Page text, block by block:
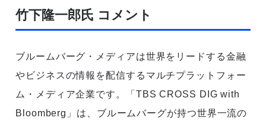
竹下隆一郎氏 コメント
ブルームバーグ・メディアは世界をリードする金融
やビジネスの情報を配信するマルチプラットフォー
ム・メディア企業です。「TBS CROSS DIG with
Bloomberg」は、ブルームバーグが持つ世界一流の